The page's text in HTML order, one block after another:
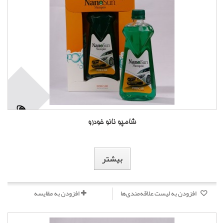
شامپو نانو خودرو
بیشتر
افزودن به لیست علاقه‌مندی‌ها افزودن به مقایسه